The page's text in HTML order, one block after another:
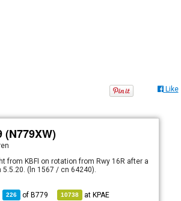
Like
(N779XW)
from KBFI on rotation from Rwy 16R after a
(ln 1567 / cn 64240).
226 ofB779 10738 atKPAE